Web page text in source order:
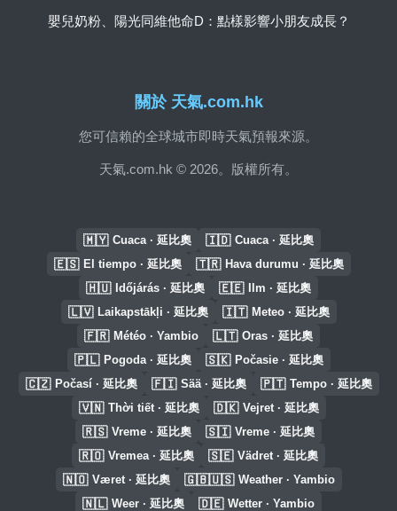
關於 天氣.com.hk
您可信賴的全球城市即時天氣預報來源。
天氣.com.hk © 2026。版權所有。
嬰兒奶粉、陽光同維他命D：點樣影響小朋友成長？
🇲🇾 Cuaca · 延比奧 🇮🇩 Cuaca · 延比奧
🇪🇸 El tiempo · 延比奧 🇹🇷 Hava durumu · 延比奧
🇭🇺 Időjárás · 延比奧 🇪🇪 Ilm · 延比奧
🇱🇻 Laikapstākļi · 延比奧 🇮🇹 Meteo · 延比奧
🇫🇷 Météo · Yambio 🇱🇹 Oras · 延比奧
🇵🇱 Pogoda · 延比奧 🇸🇰 Počasie · 延比奧
🇨🇿 Počasí · 延比奧 🇫🇮 Sää · 延比奧 🇵🇹 Tempo · 延比奧
🇻🇳 Thời tiết · 延比奧 🇩🇰 Vejret · 延比奧
🇷🇸 Vreme · 延比奧 🇸🇮 Vreme · 延比奧
🇷🇴 Vremea · 延比奧 🇸🇪 Vädret · 延比奧
🇳🇴 Været · 延比奧 🇬🇧🇺🇸 Weather · Yambio
🇳🇱 Weer · 延比奧 🇩🇪 Wetter · Yambio